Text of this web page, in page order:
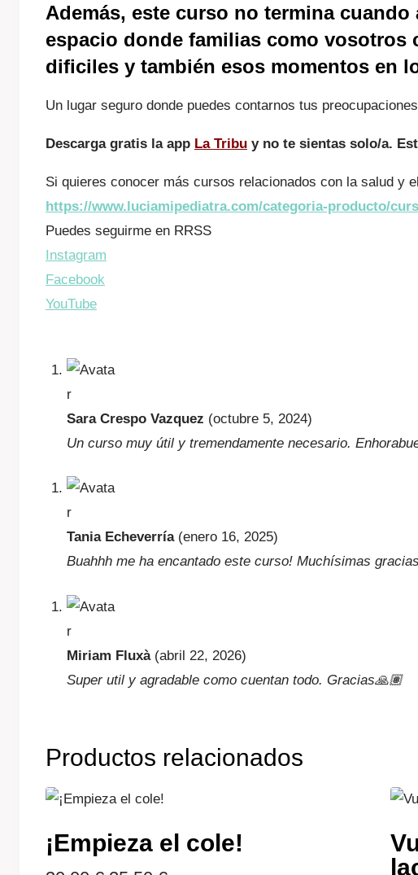
Además, este curso no termina
espacio donde familias como vosotros
dificiles y también esos momentos en
Un lugar seguro donde puedes contarnos tus
Descarga gratis la app La Tribu y no te sientas solo/a.
Si quieres conocer más cursos relacionados con la salud y
https://www.luciamipediatra.com/categoria-producto/
Puedes seguirme en RRSS
Instagram
Facebook
YouTube
Sara Crespo Vazquez (octubre 5, 2024)
Un curso muy útil y tremendamente necesario.
Tania Echeverría(enero 16, 2025)
Buahhh me ha encantado este curso! Muchísimas
Miriam Fluxà(abril 22, 2026)
Super util y agradable como cuentan todo. Gracias🙏🏽
Productos relacionados
¡Empieza el cole!